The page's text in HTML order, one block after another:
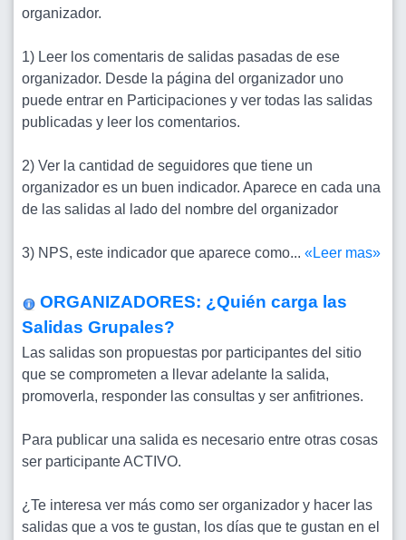
organizador.
1) Leer los comentaris de salidas pasadas de ese
organizador. Desde la página del organizador uno
puede entrar en Participaciones y ver todas las salidas
publicadas y leer los comentarios.
2) Ver la cantidad de seguidores que tiene un
organizador es un buen indicador. Aparece en cada una
de las salidas al lado del nombre del organizador
3) NPS, este indicador que aparece como... «Leer mas»
ORGANIZADORES: ¿Quién carga las
Salidas Grupales?
Las salidas son propuestas por participantes del sitio
que se comprometen a llevar adelante la salida,
promoverla, responder las consultas y ser anfitriones.
Para publicar una salida es necesario entre otras cosas
ser participante ACTIVO.
¿Te interesa ver más como ser organizador y hacer las
salidas que a vos te gustan, los días que te gustan en el